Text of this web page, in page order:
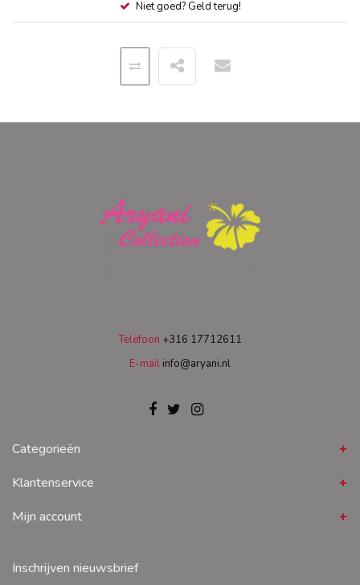
Niet goed? Geld terug!
Telefoon +316 17712611
E-mail info@aryani.nl
Categorieën
Klantenservice
Mijn account
Inschrijven nieuwsbrief